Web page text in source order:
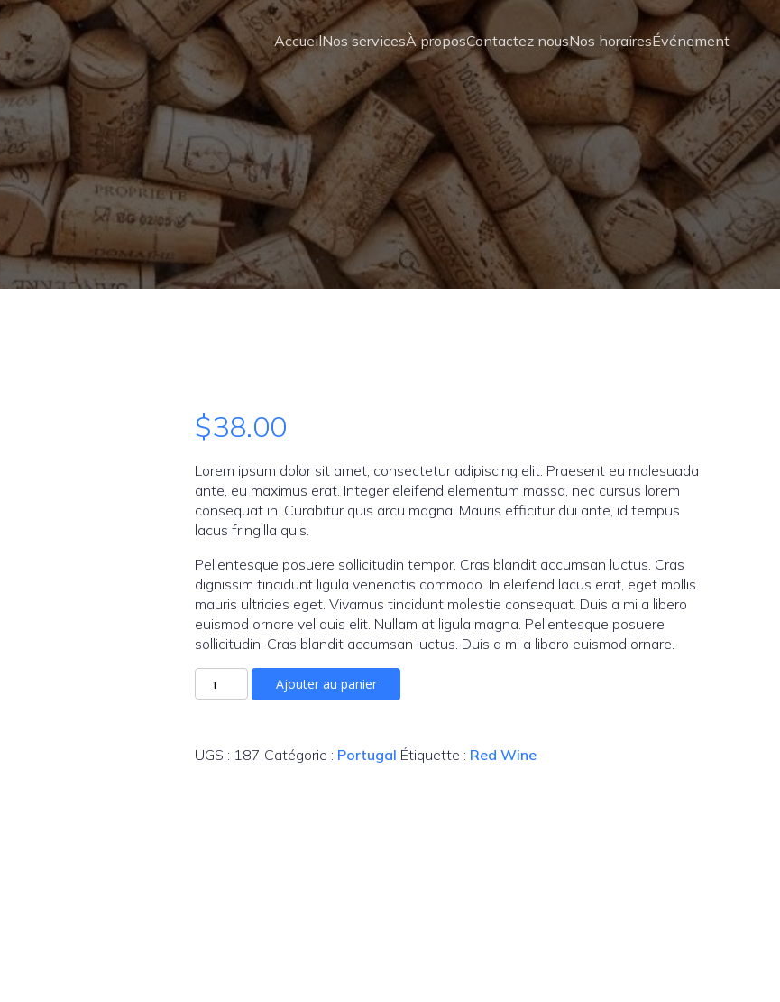
AccueilNos servicesÀ proposContactez nousNos horairesÉvénement
$38.00
Lorem ipsum dolor sit amet, consectetur adipiscing elit. Praesent eu malesuada
ante, eu maximus erat. Integer eleifend elementum massa, nec cursus lorem
consequat in. Curabitur quis arcu magna. Mauris efficitur dui ante, id tempus
lacus fringilla quis.
Pellentesque posuere sollicitudin tempor. Cras blandit accumsan luctus. Cras
dignissim tincidunt ligula venenatis commodo. In eleifend lacus erat, eget mollis
mauris ultricies eget. Vivamus tincidunt molestie consequat. Duis a mi a libero
euismod ornare vel quis elit. Nullam at ligula magna. Pellentesque posuere
sollicitudin. Cras blandit accumsan luctus. Duis a mi a libero euismod ornare.
quantité
de
Blanc
Ajouter au panier
UGS : 187 Catégorie : Portugal Étiquette : Red Wine